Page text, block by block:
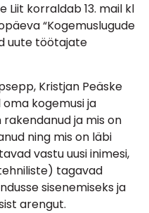
Liit korraldab 13. mail kl
“Kogemuslugude
uute töötajate
Kristjan Peäske
kogemusi ja
ja mis on
ning mis on läbi
vastu uusi inimesi,
tagavad
sisenemiseks ja
arengut.